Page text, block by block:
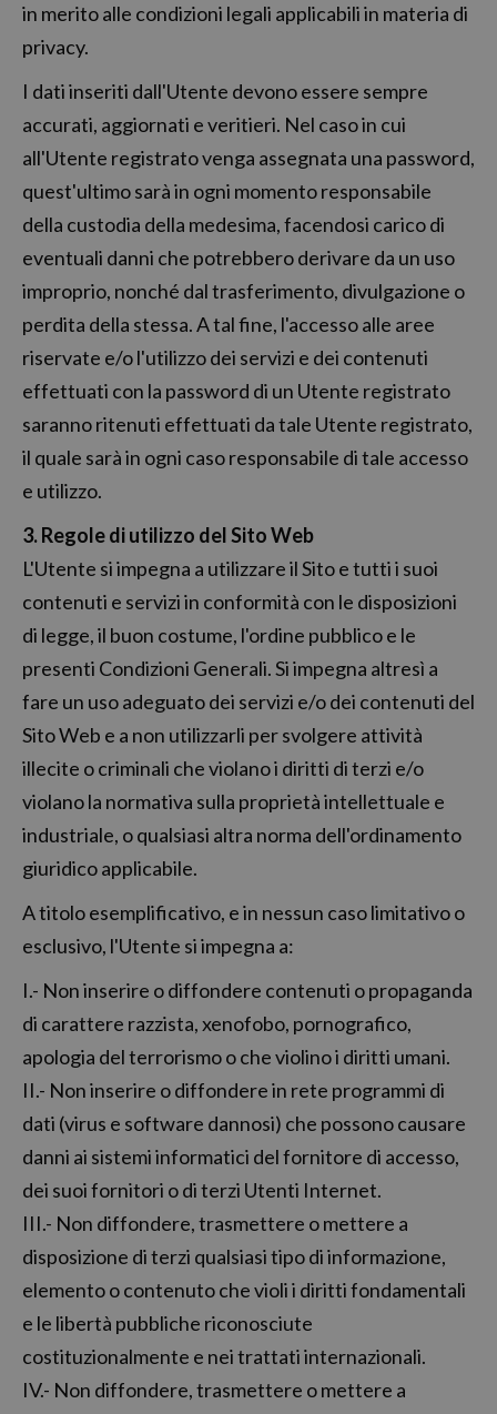
in merito alle condizioni legali applicabili in materia di
privacy.
I dati inseriti dall'Utente devono essere sempre
accurati, aggiornati e veritieri. Nel caso in cui
all'Utente registrato venga assegnata una password,
quest'ultimo sarà in ogni momento responsabile
della custodia della medesima, facendosi carico di
eventuali danni che potrebbero derivare da un uso
improprio, nonché dal trasferimento, divulgazione o
perdita della stessa. A tal fine, l'accesso alle aree
riservate e/o l'utilizzo dei servizi e dei contenuti
effettuati con la password di un Utente registrato
saranno ritenuti effettuati da tale Utente registrato,
il quale sarà in ogni caso responsabile di tale accesso
e utilizzo.
3. Regole di utilizzo del Sito Web
L'Utente si impegna a utilizzare il Sito e tutti i suoi
contenuti e servizi in conformità con le disposizioni
di legge, il buon costume, l'ordine pubblico e le
presenti Condizioni Generali. Si impegna altresì a
fare un uso adeguato dei servizi e/o dei contenuti del
Sito Web e a non utilizzarli per svolgere attività
illecite o criminali che violano i diritti di terzi e/o
violano la normativa sulla proprietà intellettuale e
industriale, o qualsiasi altra norma dell'ordinamento
giuridico applicabile.
A titolo esemplificativo, e in nessun caso limitativo o
esclusivo, l'Utente si impegna a:
I.- Non inserire o diffondere contenuti o propaganda
di carattere razzista, xenofobo, pornografico,
apologia del terrorismo o che violino i diritti umani.
II.- Non inserire o diffondere in rete programmi di
dati (virus e software dannosi) che possono causare
danni ai sistemi informatici del fornitore di accesso,
dei suoi fornitori o di terzi Utenti Internet.
III.- Non diffondere, trasmettere o mettere a
disposizione di terzi qualsiasi tipo di informazione,
elemento o contenuto che violi i diritti fondamentali
e le libertà pubbliche riconosciute
costituzionalmente e nei trattati internazionali.
IV.- Non diffondere, trasmettere o mettere a